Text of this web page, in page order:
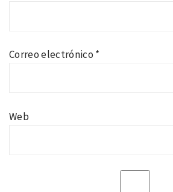
Correo electrónico *
Web